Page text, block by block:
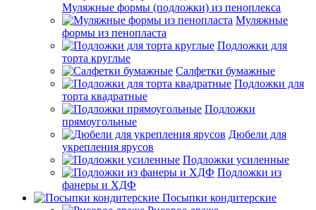
Муляжные формы (подложки) из пеноплекса
Муляжные
формы из пенопласта
Подложки для
торта круглые
Салфетки бумажные
Подложки для
торта квадратные
Подложки
прямоугольные
Дюбели для
укрепления ярусов
Подложки усиленные
Подложки из
фанеры и ХДФ
Посыпки кондитерские